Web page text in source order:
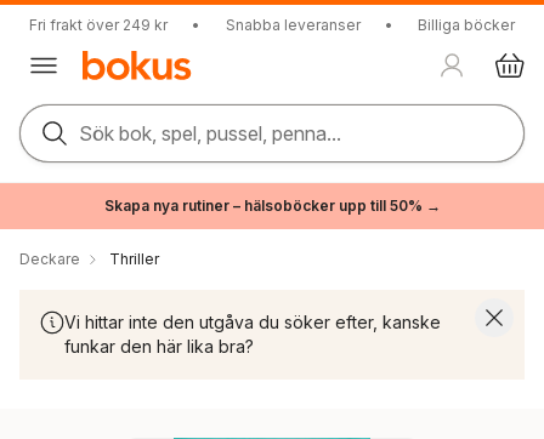
Fri frakt över 249 kr • Snabba leveranser • Billiga böcker
Sök bok, spel, pussel, penna...
Skapa nya rutiner – hälsoböcker upp till 50% →
Deckare Thriller
Vi hittar inte den utgåva du söker efter, kanske
funkar den här lika bra?